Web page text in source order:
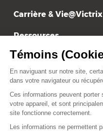
Carrière & Vie@Victrix
Ressources
Tarification
Contact
contact@victrix.ca
+1 514-879-1919